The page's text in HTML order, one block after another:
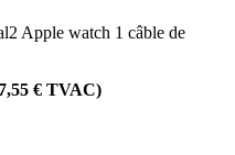
Apple watch 1 câble de
€ TVAC)